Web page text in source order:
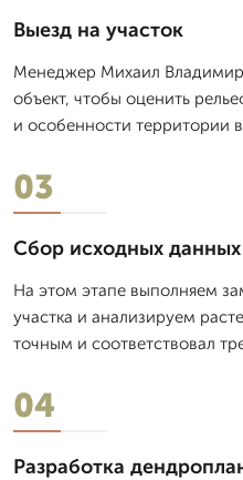
Выезд на участок
Менеджер Михаил
объект, чтобы оценить
и особенности территории
03
Сбор исходных данных
На этом этапе выполняем
участка и анализируем
точным и соответствовал
04
Разработка